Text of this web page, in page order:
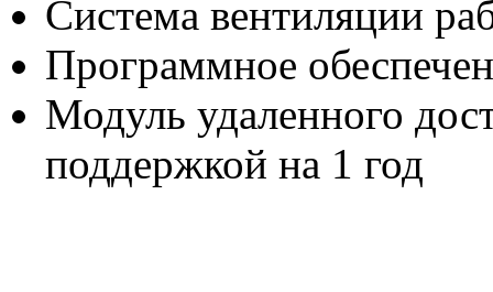
Система вентиляции
Программное
Модуль удаленного
поддержкой на 1 год